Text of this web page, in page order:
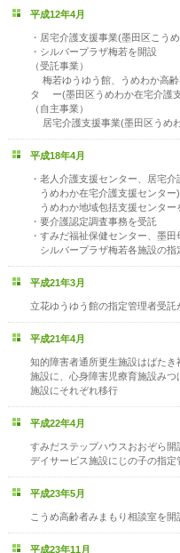
平成12年4月
・居宅介護支援事業(墨田区こう
・シルバープラザ梅若を開設
（受託事業）
梅若ゆうゆう館、うめわか高齢
タ ー(墨田区うめわか在宅介護
（自主事業）
居宅介護支援事業(墨田区うめ
平成18年4月
・老人介護支援センター、居宅
うめわか在宅介護支援センター
うめわか地域包括支援センター
・要介護認定調査事務を受託
・すみだ福祉保健センター、墨
シルバープラザ梅若各施設の指
平成21年3月
立花ゆうゆう館の指定管理者受託
平成21年4月
知的障害者通所更生施設はばた
施設に、心身障害児療育施設み
施設にそれぞれ移行
平成22年4月
すみだステップハウスおおぞら
デイサービス施設にじの子の指定
平成23年5月
こうめ高齢者みまもり相談室を開
平成23年11月